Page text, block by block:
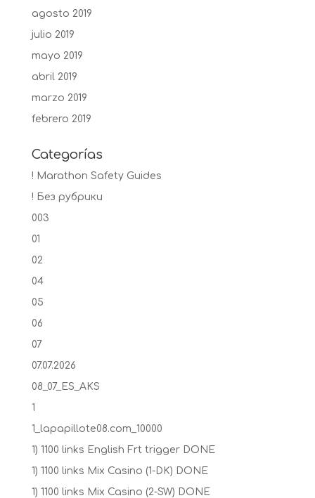
agosto 2019
julio 2019
mayo 2019
abril 2019
marzo 2019
febrero 2019
Categorías
! Marathon Safety Guides
! Без рубрики
003
01
02
04
05
06
07
07.07.2026
08_07_ES_AKS
1
1_lapapillote08.com_10000
1) 1100 links English Frt trigger DONE
1) 1100 links Mix Casino (1-DK) DONE
1) 1100 links Mix Casino (2-SW) DONE